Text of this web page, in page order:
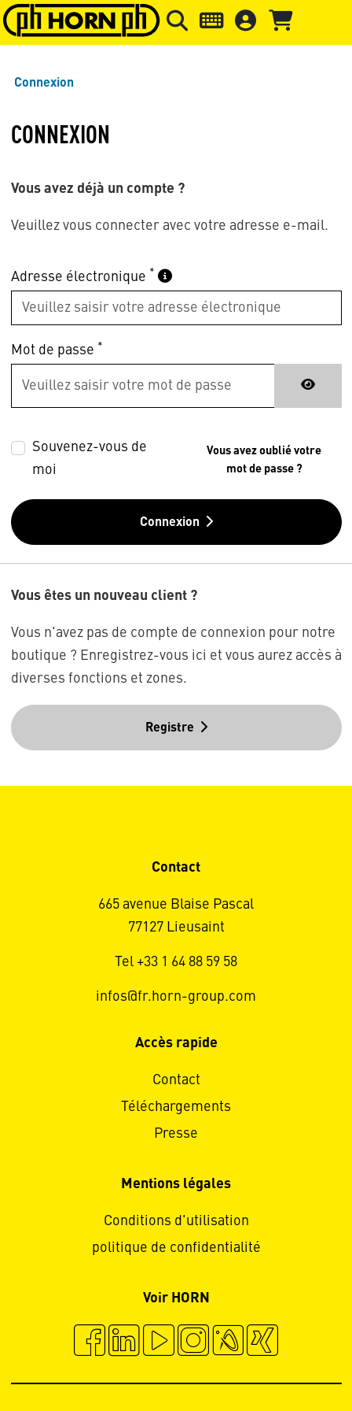
Skip to main content Passer à l'en-tête de la page
Connexion
CONNEXION
Vous avez déjà un compte ?
Veuillez vous connecter avec votre adresse e-mail.
Adresse électronique *
Mot de passe *
Souvenez-vous de
moi
Vous avez oublié votre
mot de passe ?
Connexion
Vous êtes un nouveau client ?
Vous n'avez pas de compte de connexion pour notre
boutique ? Enregistrez-vous ici et vous aurez accès à
diverses fonctions et zones.
Registre
Contact
665 avenue Blaise Pascal
77127 Lieusaint
Tel +33 1 64 88 59 58
infos@fr.horn-group.com
Accès rapide
Contact
Téléchargements
Presse
Mentions légales
Conditions d'utilisation
politique de confidentialité
Voir HORN